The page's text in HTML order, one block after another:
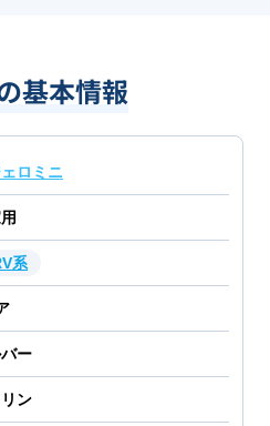
基本情報
ロミニ
系
ー
ン